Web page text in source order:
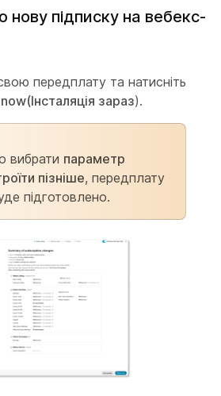
нову підписку на вебекс-
передплату та натисніть
зараз).
вибрати параметр
пізніше, передплату
підготовлено.